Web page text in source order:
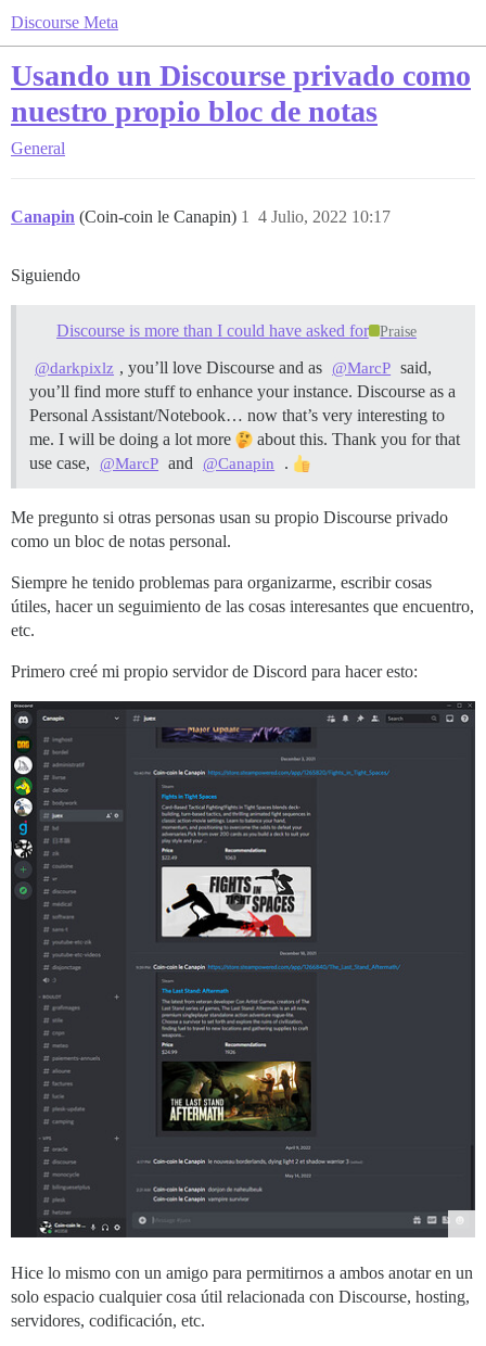
Discourse Meta
Usando un Discourse privado como
nuestro propio bloc de notas
General
Canapin (Coin-coin le Canapin) 4 Julio, 2022 10:17
1
Siguiendo
Discourse is more than I could have asked for Praise
@darkpixlz , you’ll love Discourse and as @MarcP said,
you’ll find more stuff to enhance your instance. Discourse as a
Personal Assistant/Notebook… now that’s very interesting to
me. I will be doing a lot more
about this. Thank you for that
use case,
@MarcP and @Canapin .
Me pregunto si otras personas usan su propio Discourse privado
como un bloc de notas personal.
Siempre he tenido problemas para organizarme, escribir cosas
útiles, hacer un seguimiento de las cosas interesantes que encuentro,
etc.
Primero creé mi propio servidor de Discord para hacer esto:
Hice lo mismo con un amigo para permitirnos a ambos anotar en un
solo espacio cualquier cosa útil relacionada con Discourse, hosting,
servidores, codificación, etc.